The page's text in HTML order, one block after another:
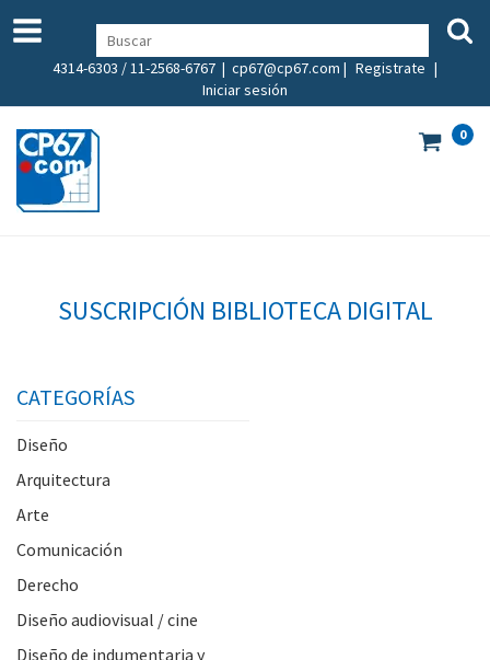
4314-6303 / 11-2568-6767 | cp67@cp67.com | Registrate |
Iniciar sesión
0
SUSCRIPCIÓN BIBLIOTECA DIGITAL
CATEGORÍAS
Diseño
Arquitectura
Arte
Comunicación
Derecho
Diseño audiovisual / cine
Diseño de indumentaria y